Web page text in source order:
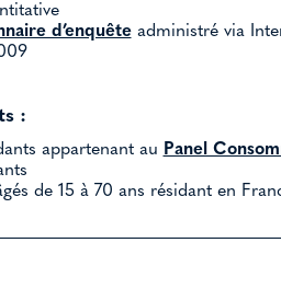
d’enquêteadministré via
:
appartenant au Panel
de 15 à 70 ans résidant en